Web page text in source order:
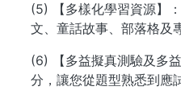
(5) 【多樣化學習資源】
文、童話故事、部落格及
(6) 【多益擬真測驗及多
分，讓您從題型熟悉到應